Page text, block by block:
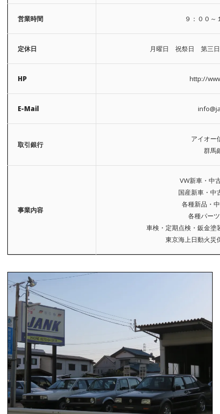
営業時間 ９：００～
定休日 月曜日 祝祭日 第三
HP http://
E-Mail
取引銀行
アイオー
群馬
事業内容
VW新車・中
国産新車・中
各種新品・
各種パー
車検・定期点検・鈑金塗
東京海上日動火災